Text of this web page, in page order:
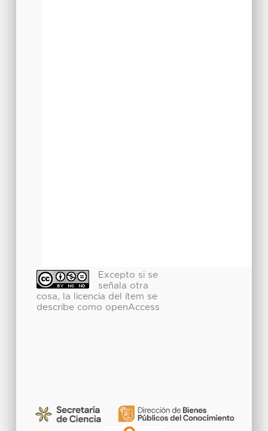
Excepto si se
señala otra
cosa, la licencia del ítem se
describe como openAccess